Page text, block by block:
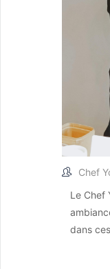
Chef
Le Chef
dans